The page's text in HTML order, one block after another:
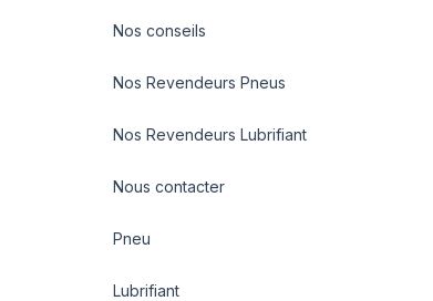
Nos conseils
Nos Revendeurs Pneus
Nos Revendeurs Lubrifiant
Nous contacter
Pneu
Lubrifiant